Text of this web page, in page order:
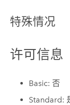
特殊情况
许可信息
Basic: 否
Standard: